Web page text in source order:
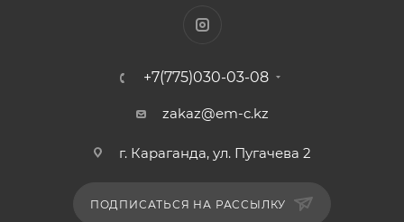
+7(775)030-03-08
zakaz@em-c.kz
г. Караганда, ул. Пугачева 2
ПОДПИСАТЬСЯ НА РАССЫЛКУ